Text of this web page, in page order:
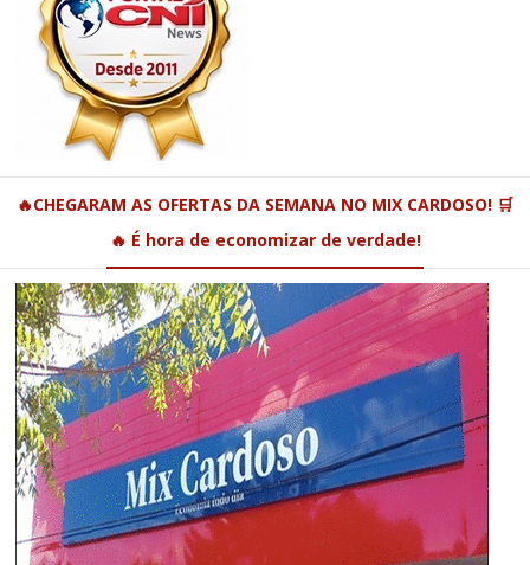
🔥CHEGARAM AS OFERTAS DA SEMANA NO MIX CARDOSO! 🛒
🔥 É hora de economizar de verdade!